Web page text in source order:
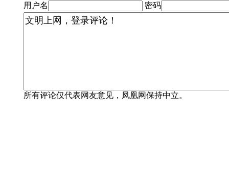
用户名
密码
所有评论仅代表网友意见，凤凰网保持中立。